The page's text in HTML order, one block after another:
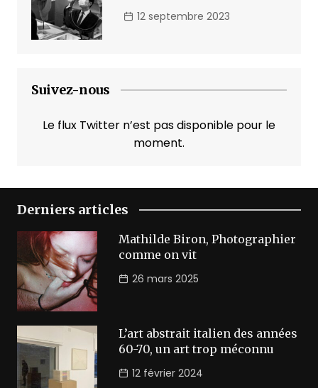
12 septembre 2023
Suivez-nous
Le flux Twitter n’est pas disponible pour le
moment.
Derniers articles
Mathilde Biron, Photographier
comme on vit
26 mars 2025
L’art abstrait italien des années
60-70, un art trop méconnu
12 février 2024